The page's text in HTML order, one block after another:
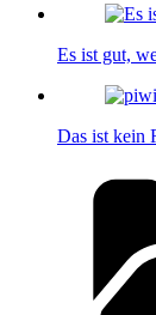
Es ist gut,
Das ist kein